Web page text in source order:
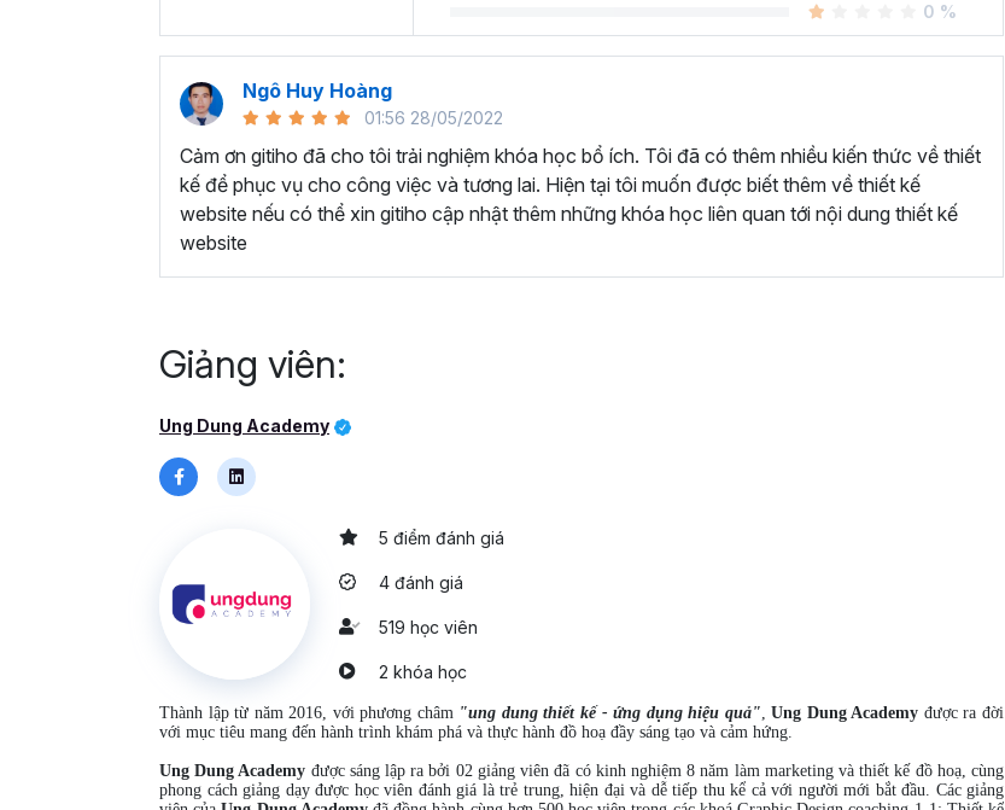
0 %
Ngô Huy Hoàng
01:56 28/05/2022
Cảm ơn gitiho đã cho tôi trải nghiệm khóa học bổ ích. Tôi đã có thêm nhiều kiến thức về thiết
kế để phục vụ cho công việc và tương lai. Hiện tại tôi muốn được biết thêm về thiết kế
website nếu có thể xin gitiho cập nhật thêm những khóa học liên quan tới nội dung thiết kế
website
Giảng viên:
Ung Dung Academy
5 điểm đánh giá
4 đánh giá
519 học viên
2 khóa học
Thành lập từ năm 2016, với phương châm "ung dung thiết kế - ứng dụng hiệu quả" ,Ung Dung Academy được ra đời
với mục tiêu mang đến hành trình khám phá và thực hành đồ hoạ đầy sáng tạo và cảm hứng.
Ung Dung Academy được sáng lập ra bởi 02 giảng viên đã có kinh nghiệm 8 năm làm marketing và thiết kế đồ hoạ, cùng
phong cách giảng dạy được học viên đánh giá là trẻ trung, hiện đại và dễ tiếp thu kể cả với người mới bắt đầu. Các giảng